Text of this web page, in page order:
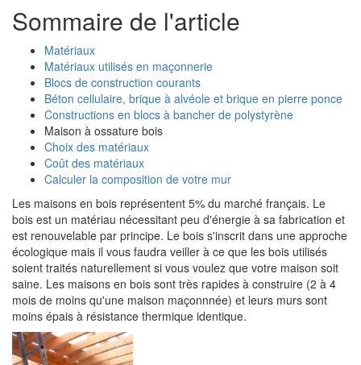
Sommaire de l'article
Matériaux
Matériaux utilisés en maçonnerie
Blocs de construction courants
Béton cellulaire, brique à alvéole et brique en pierre ponce
Constructions en blocs à bancher de polystyrène
Maison à ossature bois
Choix des matériaux
Coût des matériaux
Calculer la composition de votre mur
Les maisons en bois représentent 5% du marché français. Le
bois est un matériau nécessitant peu d'énergie à sa fabrication et
est renouvelable par principe. Le bois s'inscrit dans une approche
écologique mais il vous faudra veiller à ce que les bois utilisés
soient traités naturellement si vous voulez que votre maison soit
saine. Les maisons en bois sont très rapides à construire (2 à 4
mois de moins qu'une maison maçonnnée) et leurs murs sont
moins épais à résistance thermique identique.